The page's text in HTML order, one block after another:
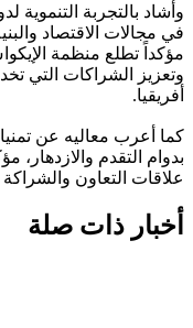
وأشاد بالتجربة التنموية
في مجالات الاقتصاد
مؤكداً تطلع منظمة
وتعزيز الشراكات التي
أفريقيا.
كما أعرب معاليه عن
بدوام التقدم
علاقات التعاون
أخبار ذات صلة